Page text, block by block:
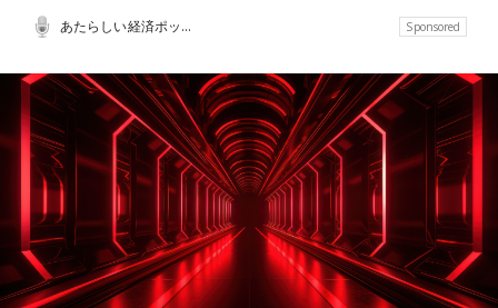
あたらしい経済ポッドキャスト Sponsored